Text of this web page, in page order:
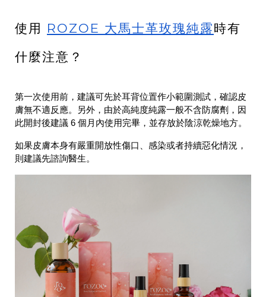
使用 ROZOE 大馬士革玫瑰純露時有
什麼注意？
第一次使用前，建議可先於耳背位置作小範圍測試，確認皮
膚無不適反應。另外，由於高純度純露一般不含防腐劑，因
此開封後建議 6 個月內使用完畢，並存放於陰涼乾燥地方。
如果皮膚本身有嚴重開放性傷口、感染或者持續惡化情況，
則建議先諮詢醫生。